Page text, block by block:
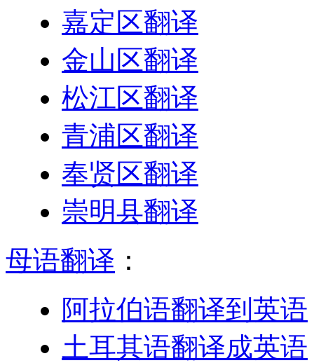
嘉定区翻译
金山区翻译
松江区翻译
青浦区翻译
奉贤区翻译
崇明县翻译
母语翻译 ：
阿拉伯语翻译到英语
土耳其语翻译成英语